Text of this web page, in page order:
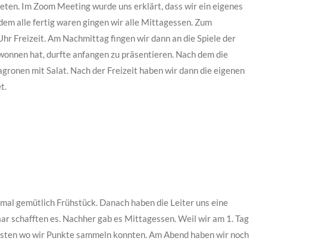
Im Zoom Meeting wurde uns erklärt, dass wir ein eigenes
alle fertig waren gingen wir alle Mittagessen. Zum
Freizeit. Am Nachmittag fingen wir dann an die Spiele der
hat, durfte anfangen zu präsentieren. Nach dem die
mit Salat. Nach der Freizeit haben wir dann die eigenen
gemütlich Frühstück. Danach haben die Leiter uns eine
schafften es. Nachher gab es Mittagessen. Weil wir am 1. Tag
wo wir Punkte sammeln konnten. Am Abend haben wir noch